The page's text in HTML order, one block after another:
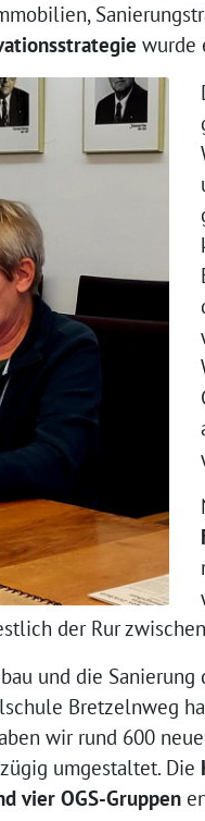
wurde
der Rur
und die Sanierung
Bretzelnweg
wir rund 600
umgestaltet. Die
vier OGS-Gruppen